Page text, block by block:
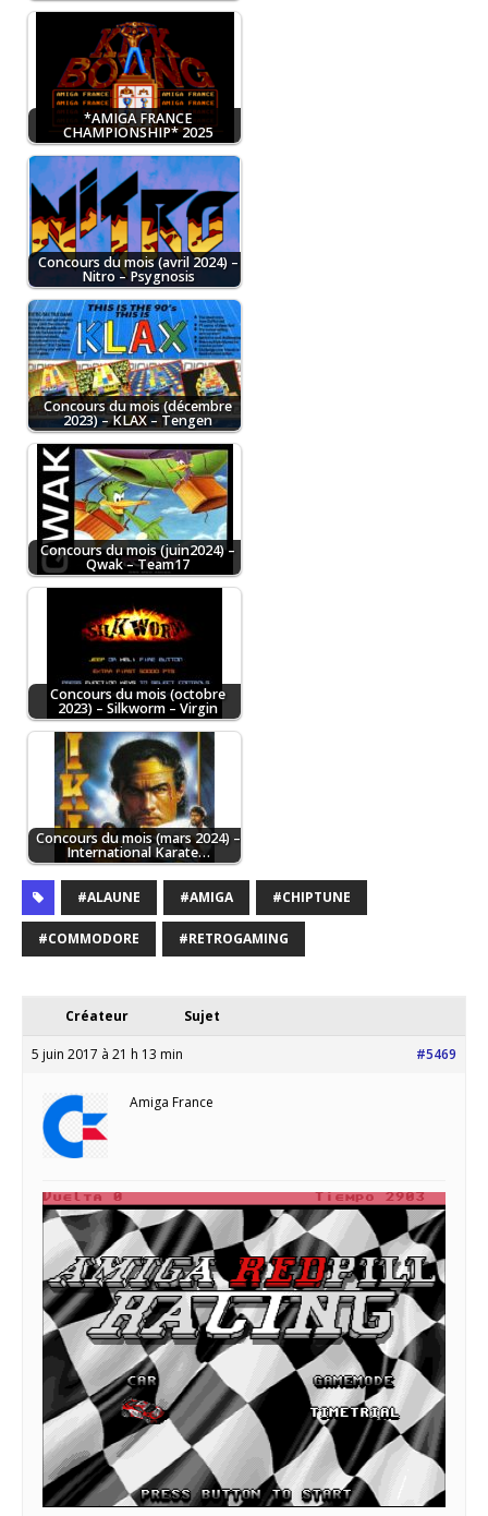
*AMIGA FRANCE
CHAMPIONSHIP* 2025
Concours du mois (avril 2024) –
Nitro – Psygnosis
Concours du mois (décembre
2023) – KLAX – Tengen
Concours du mois (juin2024) –
Qwak – Team17
Concours du mois (octobre
2023) – Silkworm – Virgin
Concours du mois (mars 2024) –
International Karate…
#ALAUNE #AMIGA #CHIPTUNE
#COMMODORE #RETROGAMING
Créateur Sujet
5 juin 2017 à 21 h 13 min #5469
Amiga France